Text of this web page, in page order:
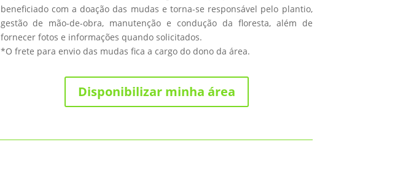
beneficiado com a doação das mudas e torna-se responsável pelo plantio,
gestão de mão-de-obra, manutenção e condução da floresta, além de
fornecer fotos e informações quando solicitados.
*O frete para envio das mudas fica a cargo do dono da área.
Disponibilizar minha área